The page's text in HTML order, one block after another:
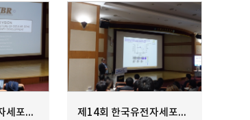
제14회 한국유전자세포치료학회 정기학술대회 AAV Gene Therapy-1 제14회 한국유전자세포치료학회 정기학술대회 Gene based Immune ...